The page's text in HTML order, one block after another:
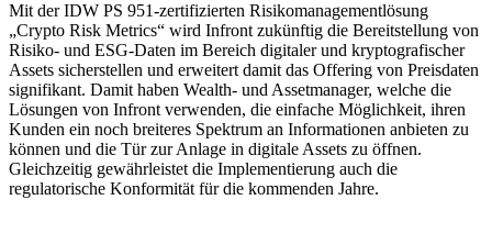
Mit der IDW PS 951-zertifizierten Risikomanagementlösung
„Crypto Risk Metrics“ wird Infront zukünftig die Bereitstellung von
Risiko- und ESG-Daten im Bereich digitaler und kryptografischer
Assets sicherstellen und erweitert damit das Offering von Preisdaten
signifikant. Damit haben Wealth- und Assetmanager, welche die
Lösungen von Infront verwenden, die einfache Möglichkeit, ihren
Kunden ein noch breiteres Spektrum an Informationen anbieten zu
können und die Tür zur Anlage in digitale Assets zu öffnen.
Gleichzeitig gewährleistet die Implementierung auch die
regulatorische Konformität für die kommenden Jahre.